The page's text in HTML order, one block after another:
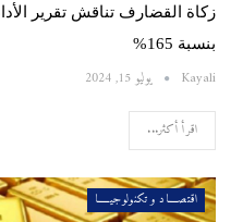
زكاة القضارف تناقش تقرير
بنسبة 165%
Kayali يوليو 15, 2024
اقرأ أكثر...
اقتصــــاد و تكنولوجيـــــا